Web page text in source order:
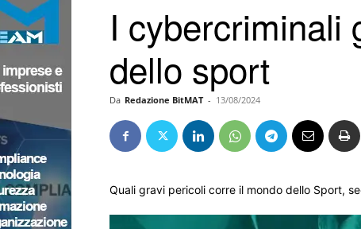
I cybercriminali
dello sport
Da Redazione BitMAT - 13/08/2024
Quali gravi pericoli corre il mondo dello Sport,